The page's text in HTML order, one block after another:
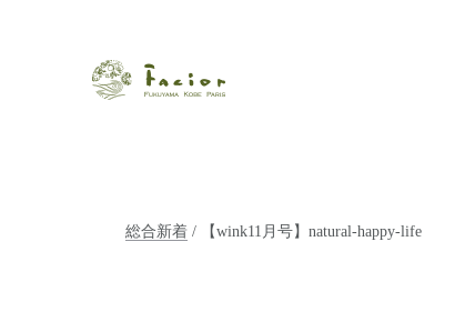
総合新着 / 【wink11月号】natural-happy-life